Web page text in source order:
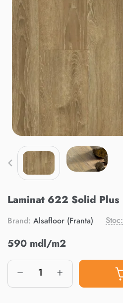
Laminat 622 Solid Plus
Brand: Alsafloor (Franta) Stoc:
590 mdl/m2